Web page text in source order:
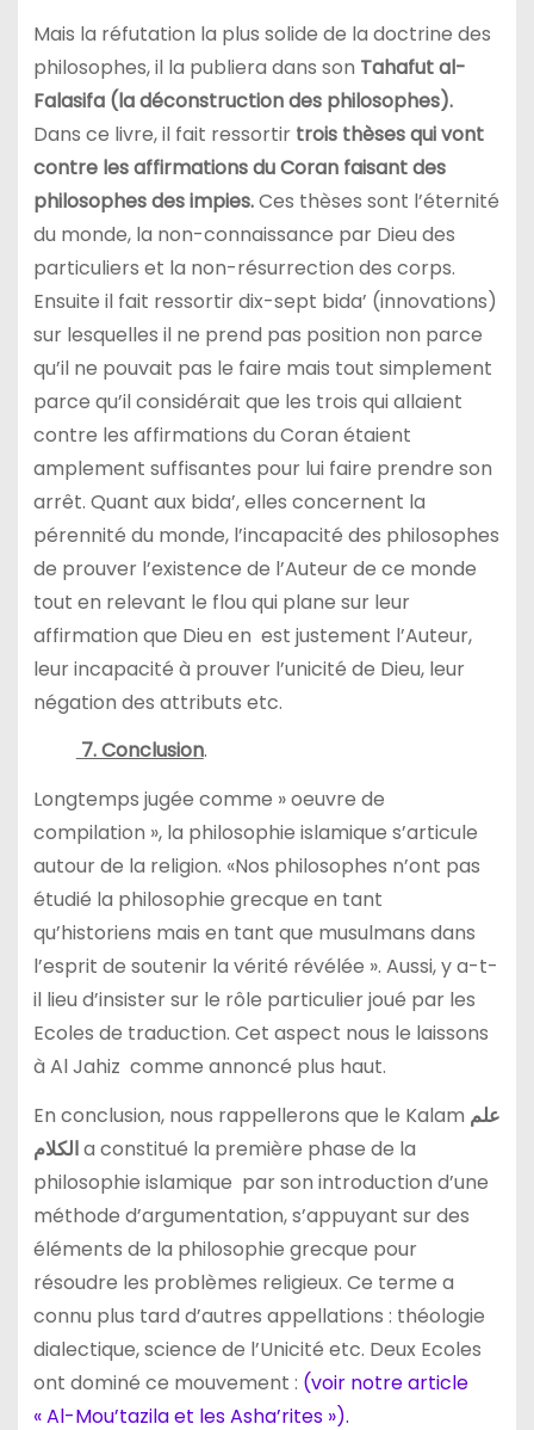
Mais la réfutation la plus solide de la doctrine des
philosophes, il la publiera dans son Tahafut al-
Falasifa (la déconstruction des philosophes).
Dans ce livre, il fait ressortir trois thèses qui vont
contre les affirmations du Coran faisant des
philosophes des impies.Ces thèses sont l’éternité
du monde, la non-connaissance par Dieu des
particuliers et la non-résurrection des corps.
Ensuite il fait ressortir dix-sept bida’ (innovations)
sur lesquelles il ne prend pas position non parce
qu’il ne pouvait pas le faire mais tout simplement
parce qu’il considérait que les trois qui allaient
contre les affirmations du Coran étaient
amplement suffisantes pour lui faire prendre son
arrêt. Quant aux bida’, elles concernent la
pérennité du monde, l’incapacité des philosophes
de prouver l’existence de l’Auteur de ce monde
tout en relevant le flou qui plane sur leur
affirmation que Dieu en est justement l’Auteur,
leur incapacité à prouver l’unicité de Dieu, leur
négation des attributs etc.
7. Conclusion.
Longtemps jugée comme » oeuvre de
compilation », la philosophie islamique s’articule
autour de la religion. «Nos philosophes n’ont pas
étudié la philosophie grecque en tant
qu’historiens mais en tant que musulmans dans
l’esprit de soutenir la vérité révélée ». Aussi, y a-t-
il lieu d’insister sur le rôle particulier joué par les
Ecoles de traduction. Cet aspect nous le laissons
à Al Jahiz comme annoncé plus haut.
En conclusion, nous rappellerons que le Kalam علم
الكلامa constitué la première phase de la
philosophie islamique par son introduction d’une
méthode d’argumentation, s’appuyant sur des
éléments de la philosophie grecque pour
résoudre les problèmes religieux. Ce terme a
connu plus tard d’autres appellations : théologie
dialectique, science de l’Unicité etc. Deux Ecoles
ont dominé ce mouvement : (voir notre article
« Al-Mou’tazila et les Asha’rites »).